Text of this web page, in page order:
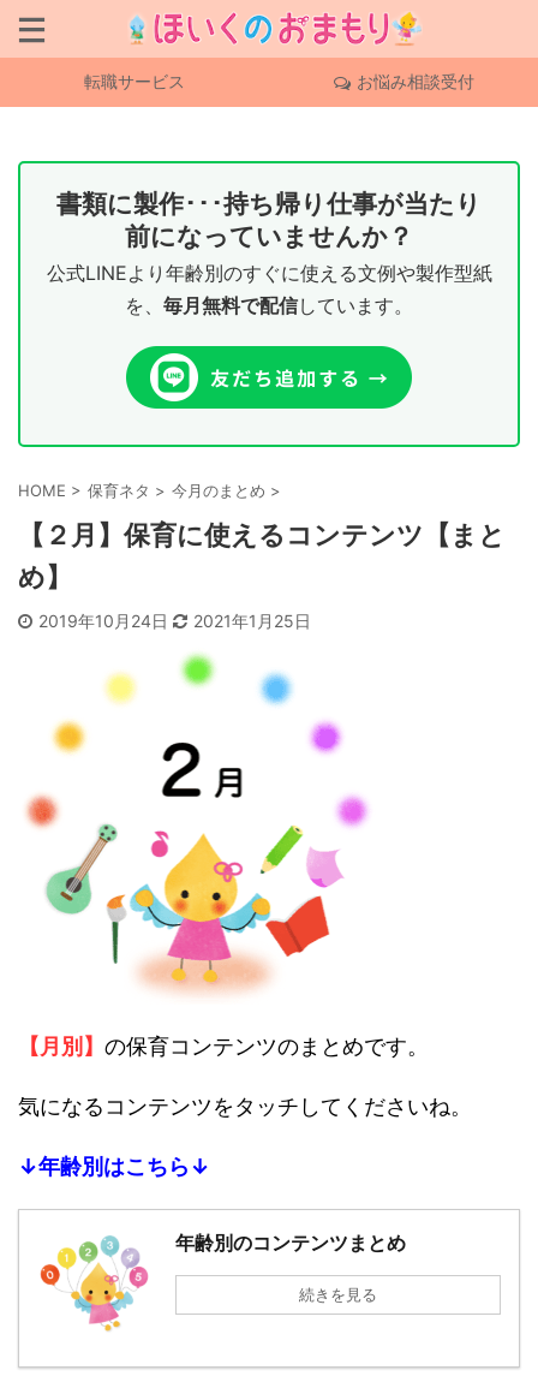
転職サービス お悩み相談受付
書類に製作･･･持ち帰り仕事が当たり
前になっていませんか？
公式LINEより年齢別のすぐに使える文例や製作型紙
を、 毎月無料で配信しています。
HOME > 保育ネタ > 今月のまとめ >
【２月】保育に使えるコンテンツ【まと
め】
2019年10月24日 2021年1月25日
【月別】 の保育コンテンツのまとめです。
気になるコンテンツをタッチしてくださいね。
↓年齢別はこちら↓
年齢別のコンテンツまとめ
続きを見る